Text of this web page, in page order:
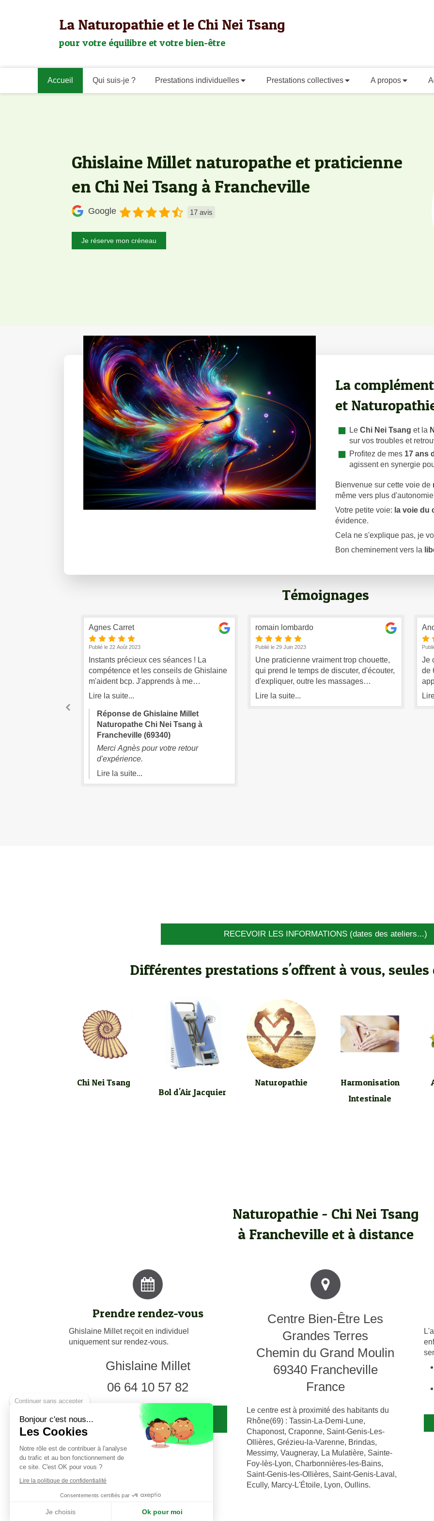
La Naturopathie et le Chi Nei Tsang
pour votre équilibre et votre bien-être
Accueil Qui suis-je ? Prestations individuelles Prestations collectives A propos
Ghislaine Millet naturopathe et praticienne
en Chi Nei Tsang à Francheville
Google 17 avis
Je réserve mon créneau
La
et
Le Chi Nei Tsang et la
sur vos troubles et
Profitez de mes 17 ans
agissent en synergie
Bienvenue sur cette voie de
même vers plus
Votre petite voie: la voie du
évidence.
Cela ne s'explique pas, je
Bon cheminement vers la
Témoignages
Agnes Carret
Publié le 22 Août 2023
Instants précieux ces séances ! La
compétence et les conseils de Ghislaine
m'aident bcp. J'apprends à me
reconnecter avec moi même en douceur.
fonction gastro intestinale et très vite les
séances m'ont fait prendre conscience
de toutes les liaisons du corps(le
mental,la respiration, la nourriture...)
Depuis 4 à 5 rdv je ressens un net
douleurs disparues. Ghislaine nous
Lire la suite...
Réponse de Ghislaine Millet
Naturopathe Chi Nei Tsang à
Francheville (69340)
Merci Agnès pour votre retour
d'expérience.
Lire la suite...
romain lombardo
Publié le 29 Juin 2023
Une praticienne vraiment trop chouette,
qui prend le temps de discuter, d'écouter,
d'expliquer, outre les massages
thérapeutiques. Elle peut aussi donner
Lire la suite...
Je
de
RECEVOIR LES INFORMATIONS (dates des ateliers...)
Différentes prestations s'offrent à vous, seules
Chi Nei Tsang
Bol d'Air Jacquier
Naturopathie
Harmonisation
Intestinale
Naturopathie - Chi Nei Tsang
à Francheville et à distance
Prendre rendez-vous
Ghislaine Millet reçoit en individuel
uniquement sur rendez-vous.
Ghislaine Millet
06 64 10 57 82
Prendre rendez-vous en présentiel ou à
distance
Centre Bien-Être Les
Grandes Terres
Chemin du Grand Moulin
69340 Francheville
France
Le centre est à proximité des habitants du
Rhône(69) : Tassin-La-Demi-Lune,
Chaponost, Craponne, Saint-Genis-Les-
Ollières, Grézieu-la-Varenne, Brindas,
Messimy, Vaugneray, La Mulatière, Sainte-
Foy-lès-Lyon, Charbonnières-les-Bains,
Saint-Genis-les-Ollières, Saint-Genis-Laval,
Ecully, Marcy-L'Étoile, Lyon, Oullins.
Bonjour c'est nous...
Les Cookies
Notre rôle est de contribuer à l'analyse
du trafic et au bon fonctionnement de
ce site. C'est OK pour vous ?
Lire la politique de confidentialité
Consentements certifiés par
Je choisis Ok pour moi